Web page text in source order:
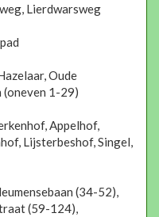
Lierdwarsweg
Oude
(oneven 1-29)
Appelhof,
Lijsterbeshof, Singel,
(34-52),
(59-124),